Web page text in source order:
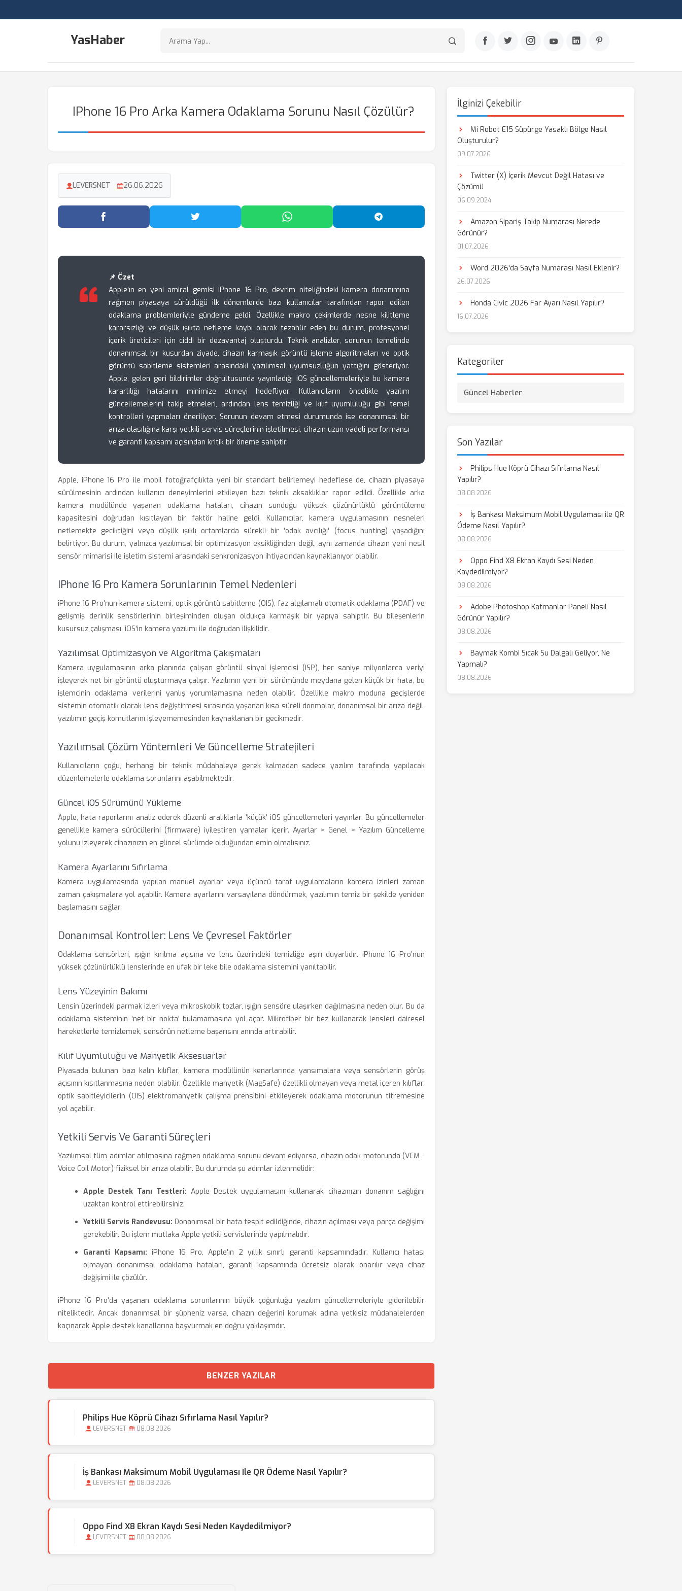
YasHaber
IPhone 16 Pro Arka Kamera Odaklama Sorunu Nasıl Çözülür?
LEVERSNET 26.06.2026
Facebook'ta Paylaş Twitter'da Paylaş WhatsApp'ta Paylaş Telegram'da Paylaş
📌 Özet
Apple’ın en yeni amiral gemisi iPhone 16 Pro, devrim niteliğindeki kamera donanımına
rağmen piyasaya sürüldüğü ilk dönemlerde bazı kullanıcılar tarafından rapor edilen
odaklama problemleriyle gündeme geldi. Özellikle makro çekimlerde nesne kilitleme
kararsızlığı ve düşük ışıkta netleme kaybı olarak tezahür eden bu durum, profesyonel
içerik üreticileri için ciddi bir dezavantaj oluşturdu. Teknik analizler, sorunun temelinde
donanımsal bir kusurdan ziyade, cihazın karmaşık görüntü işleme algoritmaları ve optik
görüntü sabitleme sistemleri arasındaki yazılımsal uyumsuzluğun yattığını gösteriyor.
Apple, gelen geri bildirimler doğrultusunda yayınladığı iOS güncellemeleriyle bu kamera
kararlılığı hatalarını minimize etmeyi hedefliyor. Kullanıcıların öncelikle yazılım
güncellemelerini takip etmeleri, ardından lens temizliği ve kılıf uyumluluğu gibi temel
kontrolleri yapmaları öneriliyor. Sorunun devam etmesi durumunda ise donanımsal bir
arıza olasılığına karşı yetkili servis süreçlerinin işletilmesi, cihazın uzun vadeli performansı
ve garanti kapsamı açısından kritik bir öneme sahiptir.
Apple, iPhone 16 Pro ile mobil fotoğrafçılıkta yeni bir standart belirlemeyi hedeflese de, cihazın piyasaya
sürülmesinin ardından kullanıcı deneyimlerini etkileyen bazı teknik aksaklıklar rapor edildi. Özellikle arka
kamera modülünde yaşanan odaklama hataları, cihazın sunduğu yüksek çözünürlüklü görüntüleme
kapasitesini doğrudan kısıtlayan bir faktör haline geldi. Kullanıcılar, kamera uygulamasının nesneleri
netlemekte geciktiğini veya düşük ışıklı ortamlarda sürekli bir 'odak avcılığı' (focus hunting) yaşadığını
belirtiyor. Bu durum, yalnızca yazılımsal bir optimizasyon eksikliğinden değil, aynı zamanda cihazın yeni nesil
sensör mimarisi ile işletim sistemi arasındaki senkronizasyon ihtiyacından kaynaklanıyor olabilir.
IPhone 16 Pro Kamera Sorunlarının Temel Nedenleri
iPhone 16 Pro'nun kamera sistemi, optik görüntü sabitleme (OIS), faz algılamalı otomatik odaklama (PDAF) ve
gelişmiş derinlik sensörlerinin birleşiminden oluşan oldukça karmaşık bir yapıya sahiptir. Bu bileşenlerin
kusursuz çalışması, iOS'in kamera yazılımı ile doğrudan ilişkilidir.
Yazılımsal Optimizasyon ve Algoritma Çakışmaları
Kamera uygulamasının arka planında çalışan görüntü sinyal işlemcisi (ISP), her saniye milyonlarca veriyi
işleyerek net bir görüntü oluşturmaya çalışır. Yazılımın yeni bir sürümünde meydana gelen küçük bir hata, bu
işlemcinin odaklama verilerini yanlış yorumlamasına neden olabilir. Özellikle makro moduna geçişlerde
sistemin otomatik olarak lens değiştirmesi sırasında yaşanan kısa süreli donmalar, donanımsal bir arıza değil,
yazılımın geçiş komutlarını işleyememesinden kaynaklanan bir gecikmedir.
Yazılımsal Çözüm Yöntemleri Ve Güncelleme Stratejileri
Kullanıcıların çoğu, herhangi bir teknik müdahaleye gerek kalmadan sadece yazılım tarafında yapılacak
düzenlemelerle odaklama sorunlarını aşabilmektedir.
Güncel iOS Sürümünü Yükleme
Apple, hata raporlarını analiz ederek düzenli aralıklarla 'küçük' iOS güncellemeleri yayınlar. Bu güncellemeler
genellikle kamera sürücülerini (firmware) iyileştiren yamalar içerir. Ayarlar > Genel > Yazılım Güncelleme
yolunu izleyerek cihazınızın en güncel sürümde olduğundan emin olmalısınız.
Kamera Ayarlarını Sıfırlama
Kamera uygulamasında yapılan manuel ayarlar veya üçüncü taraf uygulamaların kamera izinleri zaman
zaman çakışmalara yol açabilir. Kamera ayarlarını varsayılana döndürmek, yazılımın temiz bir şekilde yeniden
başlamasını sağlar.
Donanımsal Kontroller: Lens Ve Çevresel Faktörler
Odaklama sensörleri, ışığın kırılma açısına ve lens üzerindeki temizliğe aşırı duyarlıdır. iPhone 16 Pro'nun
yüksek çözünürlüklü lenslerinde en ufak bir leke bile odaklama sistemini yanıltabilir.
Lens Yüzeyinin Bakımı
Lensin üzerindeki parmak izleri veya mikroskobik tozlar, ışığın sensöre ulaşırken dağılmasına neden olur. Bu da
odaklama sisteminin 'net bir nokta' bulamamasına yol açar. Mikrofiber bir bez kullanarak lensleri dairesel
hareketlerle temizlemek, sensörün netleme başarısını anında artırabilir.
Kılıf Uyumluluğu ve Manyetik Aksesuarlar
Piyasada bulunan bazı kalın kılıflar, kamera modülünün kenarlarında yansımalara veya sensörlerin görüş
açısının kısıtlanmasına neden olabilir. Özellikle manyetik (MagSafe) özellikli olmayan veya metal içeren kılıflar,
optik sabitleyicilerin (OIS) elektromanyetik çalışma prensibini etkileyerek odaklama motorunun titremesine
yol açabilir.
Yetkili Servis Ve Garanti Süreçleri
Yazılımsal tüm adımlar atılmasına rağmen odaklama sorunu devam ediyorsa, cihazın odak motorunda (VCM -
Voice Coil Motor) fiziksel bir arıza olabilir. Bu durumda şu adımlar izlenmelidir:
Apple Destek Tanı Testleri: Apple Destek uygulamasını kullanarak cihazınızın donanım sağlığını
uzaktan kontrol ettirebilirsiniz.
Yetkili Servis Randevusu: Donanımsal bir hata tespit edildiğinde, cihazın açılması veya parça değişimi
gerekebilir. Bu işlem mutlaka Apple yetkili servislerinde yapılmalıdır.
Garanti Kapsamı: iPhone 16 Pro, Apple'ın 2 yıllık sınırlı garanti kapsamındadır. Kullanıcı hatası
olmayan donanımsal odaklama hataları, garanti kapsamında ücretsiz olarak onarılır veya cihaz
değişimi ile çözülür.
iPhone 16 Pro'da yaşanan odaklama sorunlarının büyük çoğunluğu yazılım güncellemeleriyle giderilebilir
niteliktedir. Ancak donanımsal bir şüpheniz varsa, cihazın değerini korumak adına yetkisiz müdahalelerden
kaçınarak Apple destek kanallarına başvurmak en doğru yaklaşımdır.
BENZER YAZILAR
Philips Hue Köprü Cihazı Sıfırlama Nasıl Yapılır?
LEVERSNET 08.08.2026
İş Bankası Maksimum Mobil Uygulaması Ile QR Ödeme Nasıl Yapılır?
LEVERSNET 08.08.2026
Oppo Find X8 Ekran Kaydı Sesi Neden Kaydedilmiyor?
LEVERSNET 08.08.2026
İlginizi Çekebilir
Mi Robot E15 Süpürge Yasaklı Bölge Nasıl
Oluşturulur?
09.07.2026
Twitter (X) İçerik Mevcut Değil Hatası ve
Çözümü
06.09.2024
Amazon Sipariş Takip Numarası Nerede
Görünür?
01.07.2026
Word 2026'da Sayfa Numarası Nasıl Eklenir?
26.07.2026
Honda Civic 2026 Far Ayarı Nasıl Yapılır?
16.07.2026
Kategoriler
Güncel Haberler
Son Yazılar
Philips Hue Köprü Cihazı Sıfırlama Nasıl
Yapılır?
08.08.2026
İş Bankası Maksimum Mobil Uygulaması ile QR
Ödeme Nasıl Yapılır?
08.08.2026
Oppo Find X8 Ekran Kaydı Sesi Neden
Kaydedilmiyor?
08.08.2026
Adobe Photoshop Katmanlar Paneli Nasıl
Görünür Yapılır?
08.08.2026
Baymak Kombi Sıcak Su Dalgalı Geliyor, Ne
Yapmalı?
08.08.2026